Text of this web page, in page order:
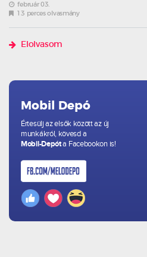
február 03.
13 perces olvasmány
Elolvasom
Mobil Depó
Értesülj az elsők között az új
munkákról, kövesd a
Mobil-Depóta Facebookon is!